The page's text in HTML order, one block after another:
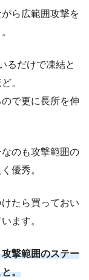
ら広範囲攻撃を
るだけで凍結と
。
で更に長所を伸
のも攻撃範囲の
優秀。
たら買っておい
ます。
撃範囲のステー
。